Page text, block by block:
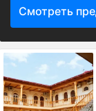
Смотреть